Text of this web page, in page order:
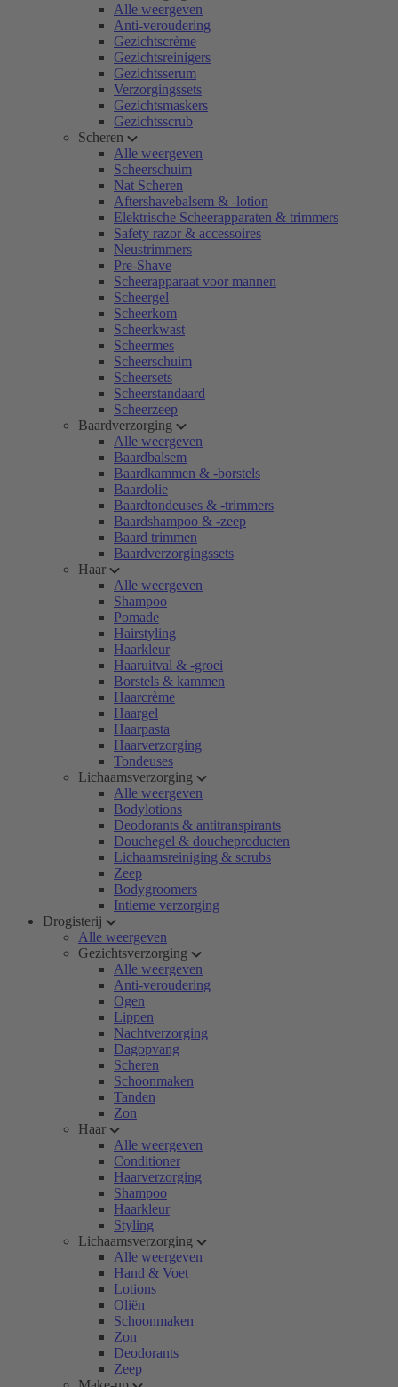
Alle weergeven
Anti-veroudering
Gezichtscrème
Gezichtsreinigers
Gezichtsserum
Verzorgingssets
Gezichtsmaskers
Gezichtsscrub
Scheren
Alle weergeven
Scheerschuim
Nat Scheren
Aftershavebalsem & -lotion
Elektrische Scheerapparaten & trimmers
Safety razor & accessoires
Neustrimmers
Pre-Shave
Scheerapparaat voor mannen
Scheergel
Scheerkom
Scheerkwast
Scheermes
Scheerschuim
Scheersets
Scheerstandaard
Scheerzeep
Baardverzorging
Alle weergeven
Baardbalsem
Baardkammen & -borstels
Baardolie
Baardtondeuses & -trimmers
Baardshampoo & -zeep
Baard trimmen
Baardverzorgingssets
Haar
Alle weergeven
Shampoo
Pomade
Hairstyling
Haarkleur
Haaruitval & -groei
Borstels & kammen
Haarcrème
Haargel
Haarpasta
Haarverzorging
Tondeuses
Lichaamsverzorging
Alle weergeven
Bodylotions
Deodorants & antitranspirants
Douchegel & doucheproducten
Lichaamsreiniging & scrubs
Zeep
Bodygroomers
Intieme verzorging
Drogisterij
Alle weergeven
Gezichtsverzorging
Alle weergeven
Anti-veroudering
Ogen
Lippen
Nachtverzorging
Dagopvang
Scheren
Schoonmaken
Tanden
Zon
Haar
Alle weergeven
Conditioner
Haarverzorging
Shampoo
Haarkleur
Styling
Lichaamsverzorging
Alle weergeven
Hand & Voet
Lotions
Oliën
Schoonmaken
Zon
Deodorants
Zeep